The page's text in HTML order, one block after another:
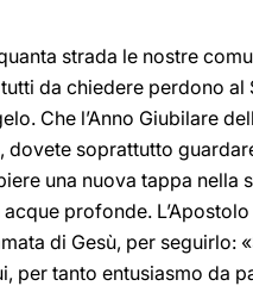
strada le nostre
da chiedere perdono
Che l’Anno Giubilare
dovete soprattutto
una nuova tappa
profonde.
di Gesù, per seguirlo:
per tanto entusiasmo da